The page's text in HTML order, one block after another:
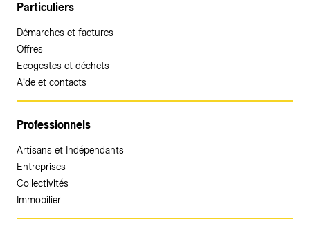
Particuliers
Démarches et factures
Offres
Ecogestes et déchets
Aide et contacts
Professionnels
Artisans et Indépendants
Entreprises
Collectivités
Immobilier